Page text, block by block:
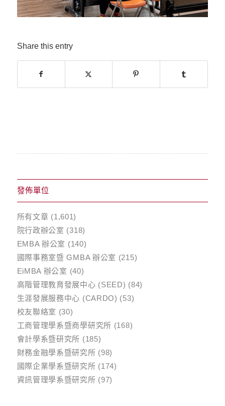
Share this entry
發佈單位
所有文章 (1,601)
院行政辦公室 (318)
EMBA 辦公室 (140)
國際事務室暨 GMBA 辦公室 (215)
EiMBA 辦公室 (40)
高階管理教育發展中心 (SEED) (84)
生涯發展服務中心 (CARDO) (53)
校友聯絡室 (30)
工商管理學系暨商學研究所 (168)
會計學系暨研究所 (185)
財務金融學系暨研究所 (98)
國際企業學系暨研究所 (174)
資訊管理學系暨研究所 (97)